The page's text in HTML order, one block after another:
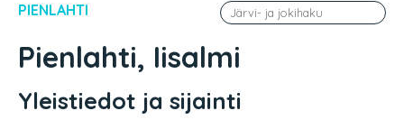
PIENLAHTI
Pienlahti, Iisalmi
Yleistiedot ja sijainti